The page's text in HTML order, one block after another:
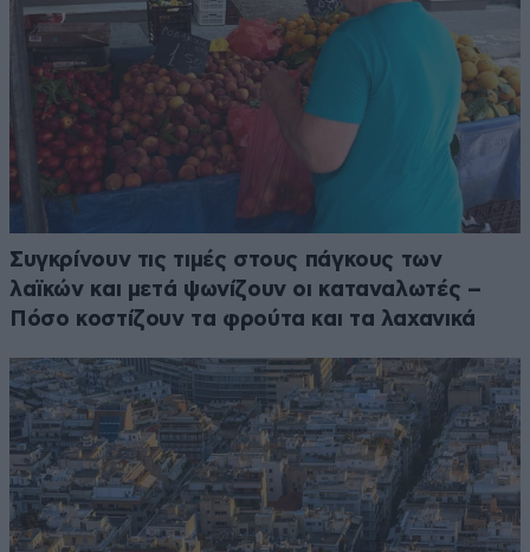
Συγκρίνουν τις τιμές στους πάγκους των
λαϊκών και μετά ψωνίζουν οι καταναλωτές –
Πόσο κοστίζουν τα φρούτα και τα λαχανικά